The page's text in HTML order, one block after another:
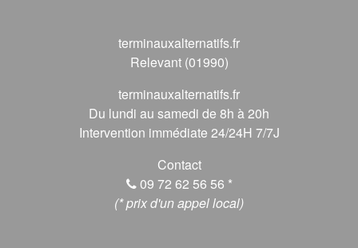
terminauxalternatifs.fr
Relevant (01990)
terminauxalternatifs.fr
Du lundi au samedi de 8h à 20h
Intervention immédiate 24/24H 7/7J
Contact
09 72 62 56 56 *
(* prix d'un appel local)